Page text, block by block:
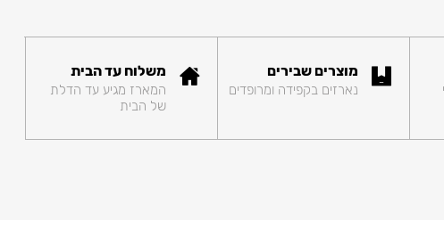
מוצרים שבירים
נארזים בקפידה ומרופדים
משלוח עד הבית
המארז מגיע עד הדלת
של הבית